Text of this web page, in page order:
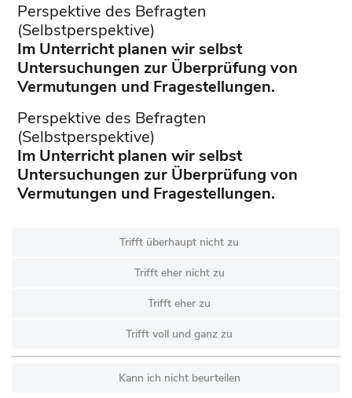
Perspektive des Befragten
(Selbstperspektive)
Im Unterricht planen wir selbst
Untersuchungen zur Überprüfung von
Vermutungen und Fragestellungen.
Perspektive des Befragten
(Selbstperspektive)
Im Unterricht planen wir selbst
Untersuchungen zur Überprüfung von
Vermutungen und Fragestellungen.
Trifft überhaupt nicht zu
Trifft eher nicht zu
Trifft eher zu
Trifft voll und ganz zu
Kann ich nicht beurteilen